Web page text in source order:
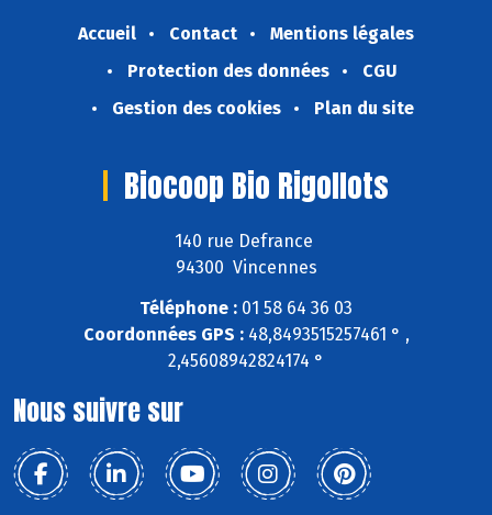
Accueil Contact
Mentions légales
Protection des données
CGU
Gestion des cookies
Plan du site
Biocoop Bio Rigollots
140 rue Defrance
94300 Vincennes
Téléphone : 01 58 64 36 03
Coordonnées GPS :48,8493515257461 ° ,
2,45608942824174 °
Nous suivre sur